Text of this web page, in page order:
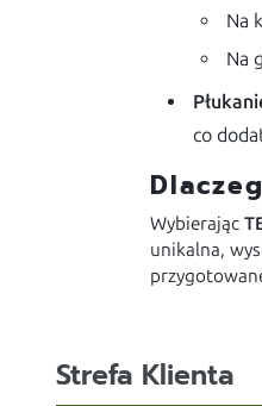
Na
Na
co
Wybierając
unikalna,
Strefa Klienta